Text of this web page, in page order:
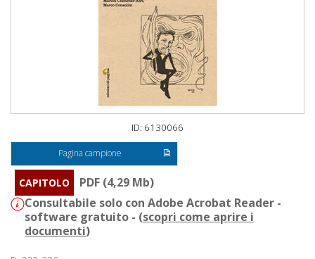
ID: 6130066
Pagina campione
CAPITOLO
PDF (4,29 Mb)
Consultabile solo con Adobe Acrobat Reader -
software gratuito - (scopri come aprire i
documenti)